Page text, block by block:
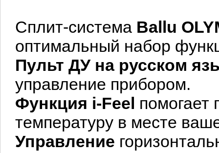
Сплит-система Ballu
оптимальный набор
Пульт ДУ на русском
управление прибором.
Функция i-Feel помогает
температуру в месте
Управление